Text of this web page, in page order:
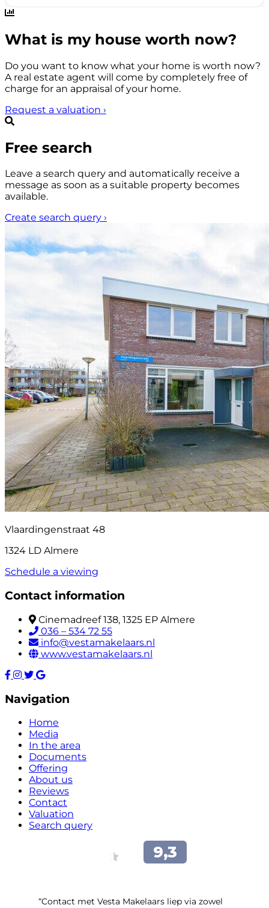
What is my house worth now?
Do you want to know what your home is worth now?
A real estate agent will come by completely free of
charge for an appraisal of your home.
Request a valuation ›
Free search
Leave a search query and automatically receive a
message as soon as a suitable property becomes
available.
Create search query ›
Vlaardingenstraat 48
1324 LD Almere
Schedule a viewing
Contact information
Cinemadreef 138, 1325 EP Almere
036 – 534 72 55
info@vestamakelaars.nl
www.vestamakelaars.nl
Navigation
Home
Media
In the area
Documents
Offering
About us
Reviews
Contact
Valuation
Search query
“Contact met Vesta Makelaars liep via zowel